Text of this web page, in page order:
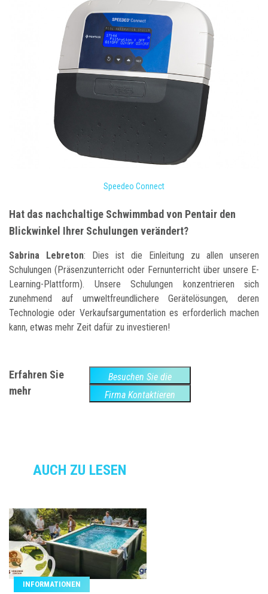
Speedeo Connect
Hat das nachchaltige Schwimmbad von Pentair den
Blickwinkel Ihrer Schulungen verändert?
Sabrina Lebreton: Dies ist die Einleitung zu allen unseren
Schulungen (Präsenzunterricht oder Fernunterricht über unsere E-
Learning-Plattform). Unsere Schulungen konzentrieren sich
zunehmend auf umweltfreundlichere Gerätelösungen, deren
Technologie oder Verkaufsargumentation es erforderlich machen
kann, etwas mehr Zeit dafür zu investieren!
Erfahren Sie
mehr
Besuchen Sie die
Website
Firma Kontaktieren
AUCH ZU LESEN
INFORMATIONEN